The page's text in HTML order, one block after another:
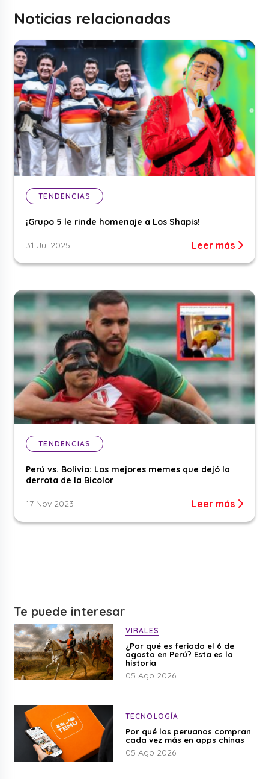
Noticias relacionadas
TENDENCIAS
¡Grupo 5 le rinde homenaje a Los Shapis!
31 Jul 2025 Leer más
TENDENCIAS
Perú vs. Bolivia: Los mejores memes que dejó la
derrota de la Bicolor
17 Nov 2023 Leer más
Te puede interesar
VIRALES
¿Por qué es feriado el 6 de
agosto en Perú? Esta es la
historia
05 Ago 2026
TECNOLOGÍA
Por qué los peruanos compran
cada vez más en apps chinas
05 Ago 2026